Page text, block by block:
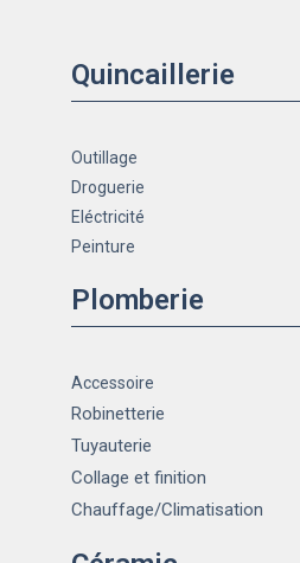
Quincaillerie
Outillage
Droguerie
Eléctricité
Peinture
Plomberie
Accessoire
Robinetterie
Tuyauterie
Collage et finition
Chauffage/Climatisation